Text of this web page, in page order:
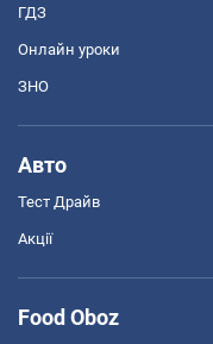
ГДЗ
Онлайн уроки
ЗНО
Авто
Тест Драйв
Акції
Food Oboz